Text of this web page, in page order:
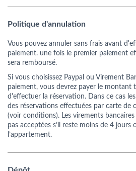
Politique d'annulation
Vous pouvez annuler sans frais avant
paiement. une fois le premier paiement
sera remboursé.
Si vous choisissez Paypal ou Virement
paiement, vous devrez payer le montant
d'effectuer la réservation. Dans ce cas
des réservations effectuées par carte de
(voir conditions). Les virements
pas acceptées s’il reste moins de 4 jours
l’appartement.